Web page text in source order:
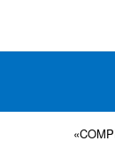
«COMPENDIUM